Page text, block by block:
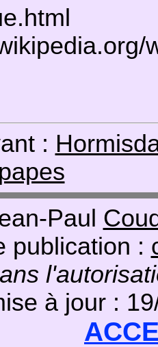
:
Paul
publication :
à jour :